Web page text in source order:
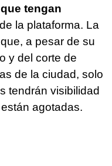
tengan
la plataforma. La
a pesar de su
y del corte de
de la ciudad, solo
tendrán visibilidad
agotadas.